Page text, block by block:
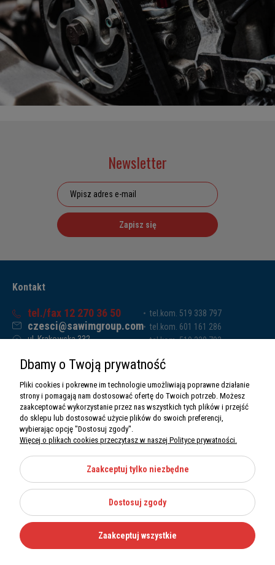
Newsletter
Zapisz się
Kontakt
tel./fax 12 270 36 50
czesci@sawimgroup.com
ul. Krakowska 332,
Sawim Group Mariusz Zdyb sp. k.
NIP: 5130284470
REGON: 5246591010
tel.kom. 519 338 797
tel.kom. 601 161 286
tel.kom. 519 338 793
O nas
Informacje
Moje konto
Kategorie
Dbamy o Twoją prywatność
Pliki cookies i pokrewne im technologie umożliwiają poprawne działanie
strony i pomagają nam dostosować ofertę do Twoich potrzeb. Możesz
zaakceptować wykorzystanie przez nas wszystkich tych plików i przejść
do sklepu lub dostosować użycie plików do swoich preferencji,
wybierając opcję "Dostosuj zgody".
Więcej o plikach cookies przeczytasz w naszej Polityce prywatności.
Zaakceptuj tylko niezbędne
Dostosuj zgody
Zaakceptuj wszystkie